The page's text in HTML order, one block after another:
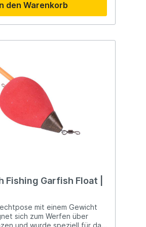
den Warenkorb
Fishing Garfish Float |
mit einem Gewicht
sich zum Werfen über
und wurde speziell für das